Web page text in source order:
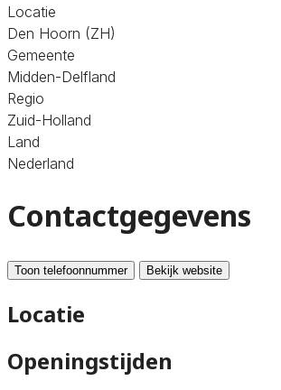
Locatie
Den Hoorn (ZH)
Gemeente
Midden-Delfland
Regio
Zuid-Holland
Land
Nederland
Contactgegevens
Toon telefoonnummer Bekijk website
Locatie
Openingstijden